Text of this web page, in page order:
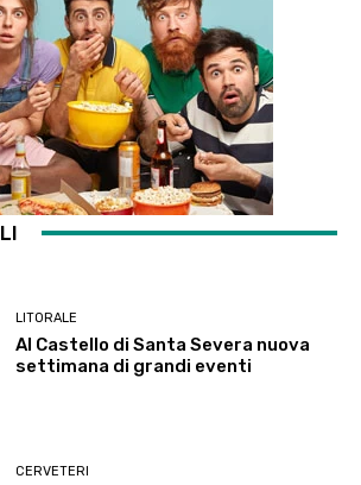
LITORALE
Al Castello di Santa Severa nuova
settimana di grandi eventi
CERVETERI